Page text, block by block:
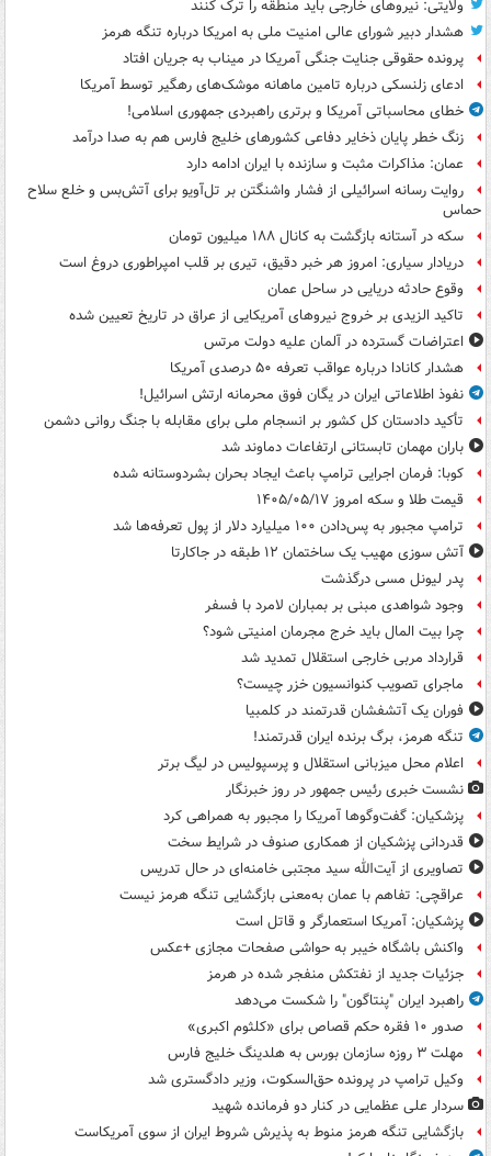
ولایتی: نیروهای خارجی باید منطقه را ترک کنند
هشدار دبیر شورای عالی امنیت ملی به امریکا درباره تنگه هرمز
پرونده حقوقی جنایت جنگی آمریکا در میناب به جریان افتاد
ادعای زلنسکی درباره تامین ماهانه موشک‌های رهگیر توسط آمریکا
خطای محاسباتی آمریکا و برتری راهبردی جمهوری اسلامی!
زنگ خطر پایان ذخایر دفاعی کشورهای خلیج فارس هم به صدا درآمد
عمان: مذاکرات مثبت و سازنده با ایران ادامه دارد
روایت رسانه اسرائیلی از فشار واشنگتن بر تل‌آویو برای آتش‌بس و خلع سلاح
حماس
سکه در آستانه بازگشت به کانال ۱۸۸ میلیون تومان
دریادار سیاری: امروز هر خبر دقیق، تیری بر قلب امپراطوری دروغ است
وقوع حادثه دریایی در ساحل عمان
تاکید الزیدی بر خروج نیروهای آمریکایی از عراق در تاریخ تعیین شده
اعتراضات گسترده در آلمان علیه دولت مرتس
هشدار کانادا درباره عواقب تعرفه ۵۰ درصدی آمریکا
نفوذ اطلاعاتی ایران در یگان فوق محرمانه ارتش اسرائیل!
تأکید دادستان کل کشور بر انسجام ملی برای مقابله با جنگ روانی دشمن
باران مهمان تابستانی ارتفاعات دماوند شد
کوبا: فرمان اجرایی ترامپ باعث ایجاد بحران بشردوستانه شده
قیمت طلا و سکه امروز ۱۴۰۵/۰۵/۱۷
ترامپ مجبور به پس‌دادن ۱۰۰ میلیارد دلار از پول تعرفه‌ها شد
آتش سوزی مهیب یک ساختمان ۱۲ طبقه در جاکارتا
پدر لیونل مسی درگذشت
وجود شواهدی مبنی بر بمباران لامرد با فسفر
چرا بیت المال باید خرج مجرمان امنیتی شود؟
قرارداد مربی خارجی استقلال تمدید شد
ماجرای تصویب کنوانسیون خزر چیست؟
فوران یک آتشفشان قدرتمند در کلمبیا
تنگه هرمز، برگ برنده ایران قدرتمند!
اعلام محل میزبانی استقلال و پرسپولیس در لیگ برتر
نشست خبری رئیس جمهور در روز خبرنگار
پزشکیان: گفت‌وگوها آمریکا را مجبور به همراهی کرد
قدردانی پزشکیان از همکاری صنوف در شرایط سخت
تصاویری از آیت‌الله سید مجتبی خامنه‌ای در حال تدریس
عراقچی: تفاهم با عمان به‌معنی بازگشایی تنگه هرمز نیست
پزشکیان: آمریکا استعمارگر و قاتل است
واکنش باشگاه خیبر به حواشی صفحات مجازی +عکس
جزئیات جدید از نفتکش منفجر شده در هرمز
راهبرد ایران "پنتاگون" را شکست می‌دهد
صدور ۱۰ فقره حکم قصاص برای «کلثوم اکبری»
مهلت ۳ روزه سازمان بورس به هلدینگ خلیج فارس
وکیل ترامپ در پرونده حق‌السکوت، وزیر دادگستری شد
سردار علی عظمایی در کنار دو فرمانده شهید
بازگشایی تنگه هرمز منوط به پذیرش شروط ایران از سوی آمریکاست